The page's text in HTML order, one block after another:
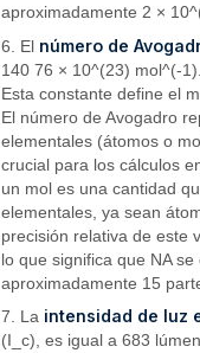
aproximadamente 2 ×
6. El número de
140 76 × 10^(23) mol^(-1).
Esta constante define el
El número de Avogadro
elementales (átomos o
crucial para los cálculos
un mol es una cantidad
elementales, ya sean
precisión relativa de este
lo que significa que NA
aproximadamente 15
7. La intensidad de luz
(I_c), es igual a 683